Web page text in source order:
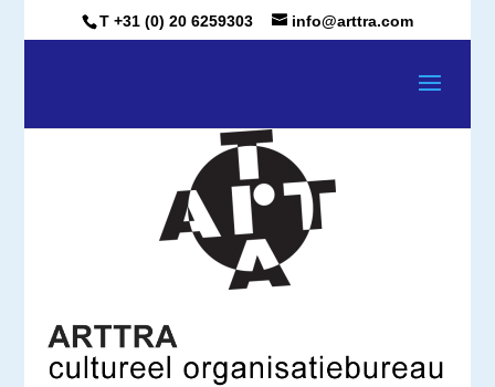
T +31 (0) 20 6259303 info@arttra.com